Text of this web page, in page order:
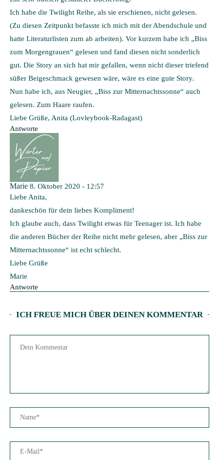
Ich habe die Twilight Reihe, als sie erschienen, nicht gelesen.
(Zu diesen Zeitpunkt befasste ich mich mit der Abendschule und
hatte Literaturlisten zum ab arbeiten). Vor kurzem habe ich „Biss
zum Morgengrauen“ gelesen und fand diesen nicht sonderlich
gut. Die Story an sich hat mir gefallen, wenn nicht dieser triefend
süßer Beigeschmack gewesen wäre, wäre es eine gute Story.
Nun habe ich, aus Neugier, „Biss zur Mitternachtssonne“ auch
gelesen. Zum Haare raufen.
Liebe Grüße, Anita (Lovleybook-Radagast)
Antworte
Marie 8. Oktober 2020 - 12:57
Liebe Anita,
dankeschön für dein liebes Kompliment!
Ich glaube auch, dass Twilight etwas für Teenager ist. Ich habe
die anderen Bücher der Reihe nicht mehr gelesen, aber „Biss zur
Mitternachtssonne“ ist echt schlecht.
Liebe Grüße
Marie
Antworte
ICH FREUE MICH ÜBER DEINEN KOMMENTAR